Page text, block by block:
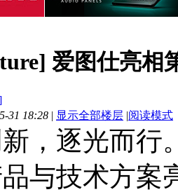
爱图仕亮相
31 18:28 | 显示全部楼层 |阅读模式
，逐光而行
与技术方案